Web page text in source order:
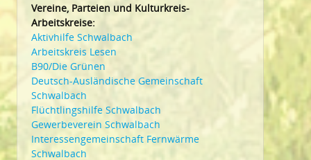
Vereine, Parteien und Kulturkreis-
Arbeitskreise:
Aktivhilfe Schwalbach
Arbeitskreis Lesen
B90/Die Grünen
Deutsch-Ausländische Gemeinschaft
Schwalbach
Flüchtlingshilfe Schwalbach
Gewerbeverein Schwalbach
Interessengemeinschaft Fernwärme
Schwalbach